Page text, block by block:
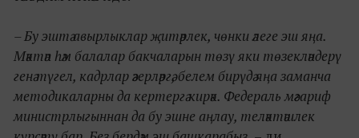
– Бу эштә авырлыклар җитәрлек, чөнки әлеге эш яңа.
Мәктәп һәм балалар бакчаларын төзү яки төзекләндерү
генә түгел, кадрлар әзерләргә, белем бирүдә яңа заманча
методикаларны да кертергә кирәк. Федераль мәгариф
министрлыгыннан да бу эшне аңлау, теләктәшлек